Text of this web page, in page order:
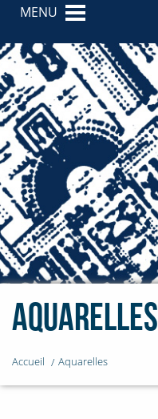
MENU
Aquarelles
Accueil Aquarelles